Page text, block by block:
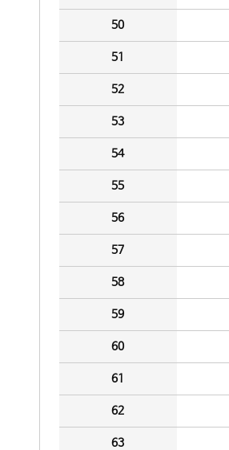
50
51
52
53
54
55
56
57
58
59
60
61
62
63